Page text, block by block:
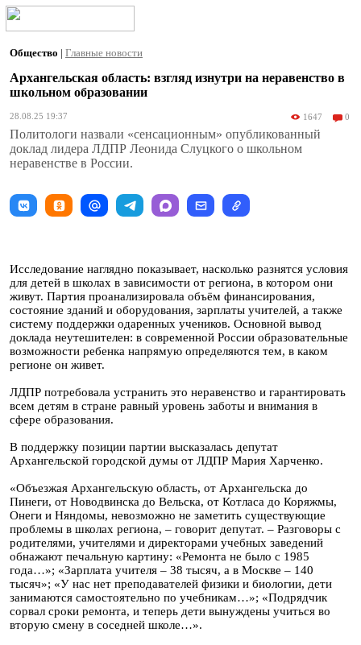
Общество | Главные новости
Архангельская область: взгляд изнутри на неравенство в
школьном образовании
28.08.25 19:37 1647 0
Политологи назвали «сенсационным» опубликованный
доклад лидера ЛДПР Леонида Слуцкого о школьном
неравенстве в России.
Исследование наглядно показывает, насколько разнятся условия
для детей в школах в зависимости от региона, в котором они
живут. Партия проанализировала объём финансирования,
состояние зданий и оборудования, зарплаты учителей, а также
систему поддержки одаренных учеников. Основной вывод
доклада неутешителен: в современной России образовательные
возможности ребенка напрямую определяются тем, в каком
регионе он живет.
ЛДПР потребовала устранить это неравенство и гарантировать
всем детям в стране равный уровень заботы и внимания в
сфере образования.
В поддержку позиции партии высказалась депутат
Архангельской городской думы от ЛДПР Мария Харченко.
«Объезжая Архангельскую область, от Архангельска до
Пинеги, от Новодвинска до Вельска, от Котласа до Коряжмы,
Онеги и Няндомы, невозможно не заметить существующие
проблемы в школах региона, – говорит депутат. – Разговоры с
родителями, учителями и директорами учебных заведений
обнажают печальную картину: «Ремонта не было с 1985
года…»; «Зарплата учителя – 38 тысяч, а в Москве – 140
тысяч»; «У нас нет преподавателей физики и биологии, дети
занимаются самостоятельно по учебникам…»; «Подрядчик
сорвал сроки ремонта, и теперь дети вынуждены учиться во
вторую смену в соседней школе…».